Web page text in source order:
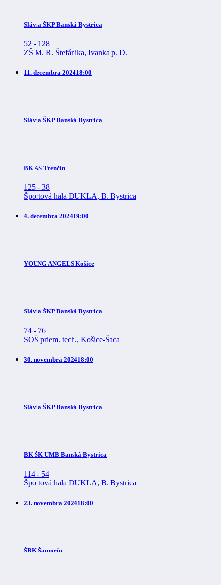
Slávia ŠKP Banská Bystrica
52 - 128
ZŠ M. R. Štefánika, Ivanka p. D.
11. decembra 202418:00
Slávia ŠKP Banská Bystrica
BK AS Trenčín
125 - 38
Športová hala DUKLA, B. Bystrica
4. decembra 202419:00
YOUNG ANGELS Košice
Slávia ŠKP Banská Bystrica
74 - 76
SOŠ priem. tech., Košice-Šaca
30. novembra 202418:00
Slávia ŠKP Banská Bystrica
BK ŠK UMB Banská Bystrica
114 - 54
Športová hala DUKLA, B. Bystrica
23. novembra 202418:00
ŠBK Šamorín